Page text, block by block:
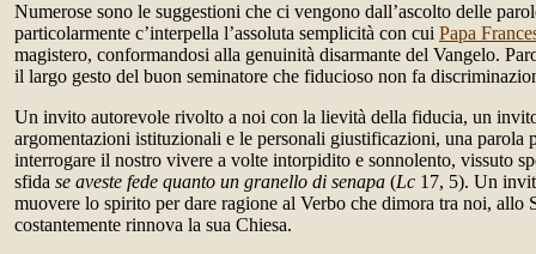
Numerose sono le suggestioni che ci vengono dall’ascolto delle
particolarmente c’interpella l’assoluta semplicità con cui Papa
magistero, conformandosi alla genuinità disarmante del Vangelo.
il largo gesto del buon seminatore che fiducioso non fa
Un invito autorevole rivolto a noi con la lievità della fiducia, un
argomentazioni istituzionali e le personali giustificazioni, una parola
interrogare il nostro vivere a volte intorpidito e sonnolento, vissuto
sfida se aveste fede quanto un granello di senapa (Lc 17, 5). Un
muovere lo spirito per dare ragione al Verbo che dimora tra noi, allo
costantemente rinnova la sua Chiesa.